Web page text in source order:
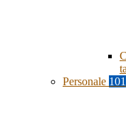
Personale 101